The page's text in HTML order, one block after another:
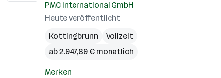
PMC International GmbH
Heute veröffentlicht
Kottingbrunn
Vollzeit
ab 2.947,89 € monatlich
Merken